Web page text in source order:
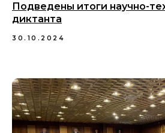
Подведены итоги научно-
диктанта
30.10.2024